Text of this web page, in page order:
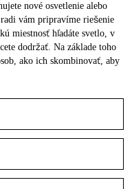
nové osvetlenie alebo
vám pripravíme riešenie
miestnosť hľadáte svetlo, v
dodržať. Na základe toho
ako ich skombinovať, aby